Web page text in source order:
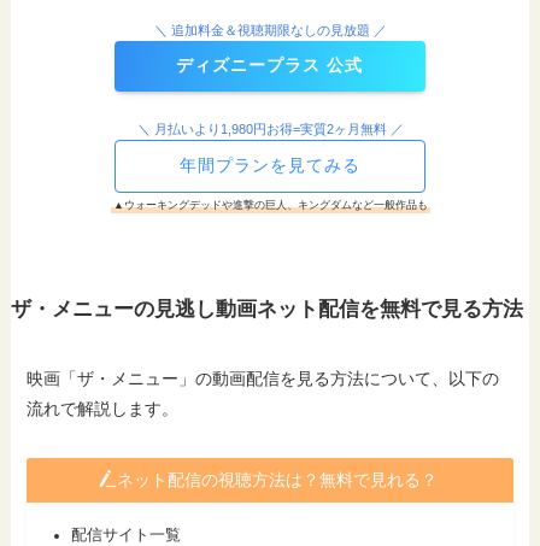
＼ 追加料金＆視聴期限なしの見放題 ／
ディズニープラス 公式
＼ 月払いより1,980円お得=実質2ヶ月無料 ／
年間プランを見てみる
▲ウォーキングデッドや進撃の巨人、キングダムなど一般作品も
ザ・メニューの見逃し動画ネット配信を無料で見る方法
映画「ザ・メニュー」の動画配信を見る方法について、以下の
流れで解説します。
ネット配信の視聴方法は？無料で見れる？
配信サイト一覧